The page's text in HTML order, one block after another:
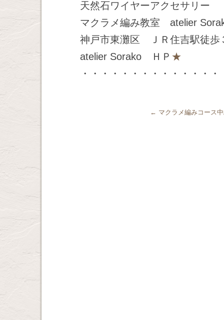
天然石ワイヤーアクセサリー
マクラメ編み教室 atelier
神戸市東灘区 ＪＲ住吉駅徒歩
atelier Sorako ＨＰ ★
・・・・・・・・・・・・・・
← マクラメ編みコース